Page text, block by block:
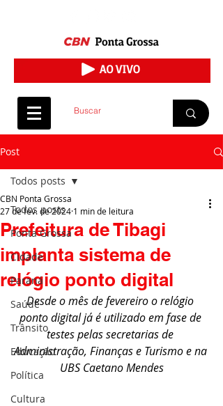
Post
Todos posts
Ponta Grossa
Cidade
Paraná
Saúde
Trânsito
Educação
Política
Cultura
Todos posts
Prefeitura de Tibagi
implanta sistema de
relógio ponto digital
CBN Ponta Grossa
27 de fev. de 2024 1 min de leitura
Desde o mês de fevereiro o relógio
ponto digital já é utilizado em fase de
testes pelas secretarias de
Administração, Finanças e Turismo e na
UBS Caetano Mendes